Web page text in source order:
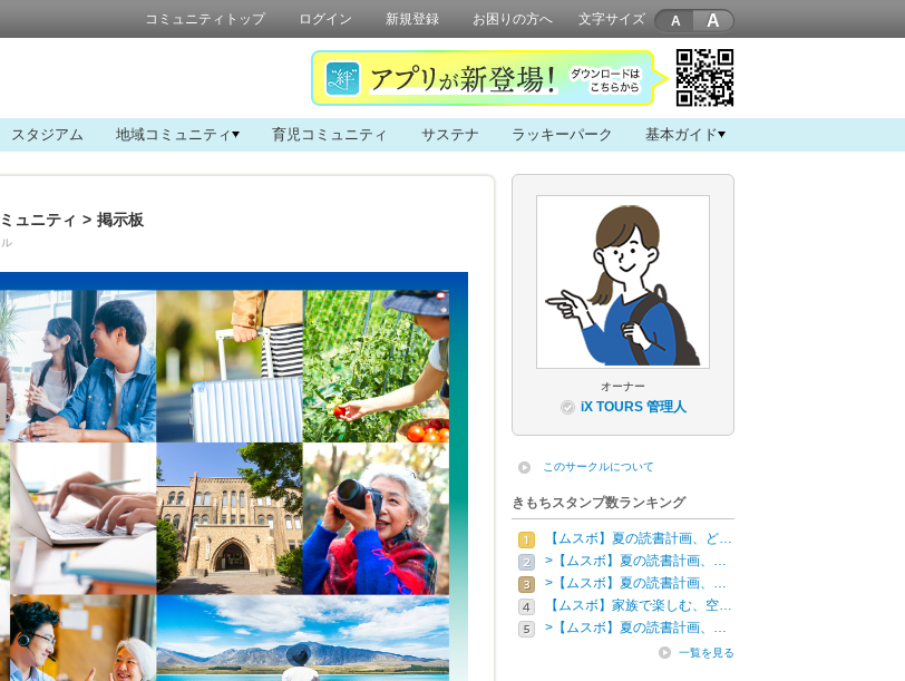
コミュニティトップ ログイン 新規登録 お困りの方へ 文字サイズ A
スタジアム 地域コミュニティ 育児コミュニティ サステナ ラッキーパーク 基本ガイド
ュニティ > 掲示板
オーナー
iX TOURS 管理人
このサークルについて
きもちスタンプ数ランキング
【ムスボ】夏の読書計画、ど…
>【ムスボ】夏の読書計画、…
>【ムスボ】夏の読書計画、…
【ムスボ】家族で楽しむ、空…
>【ムスボ】夏の読書計画、…
一覧を見る